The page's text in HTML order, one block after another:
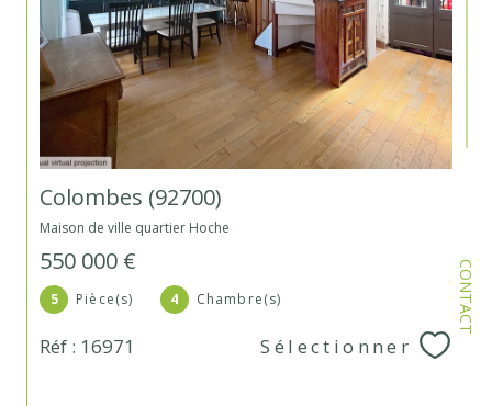
CONTACT
Colombes (92700)
Maison de ville quartier Hoche
550 000 €
5 Pièce(s) 4 Chambre(s)
Réf : 16971 Sélectionner